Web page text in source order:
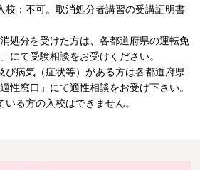
校：不可。取消処分者講習の受講証明書
処分を受けた方は、各都道府県の運転免
にて受験相談をお受けください。
び病気（症状等）がある方は各都道府県
性窓口」にて適性相談をお受け下さい。
る方の入校はできません。